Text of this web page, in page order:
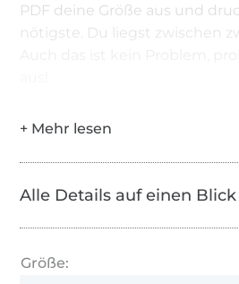
PDF deine Größe aus und
nötigste. Du liegst zwischen
Weitergeben der Anleitung
Schnittmuster nicht gestattet
übernommen werden.
Hofmann
Alle Details auf einen Blick
Größe: